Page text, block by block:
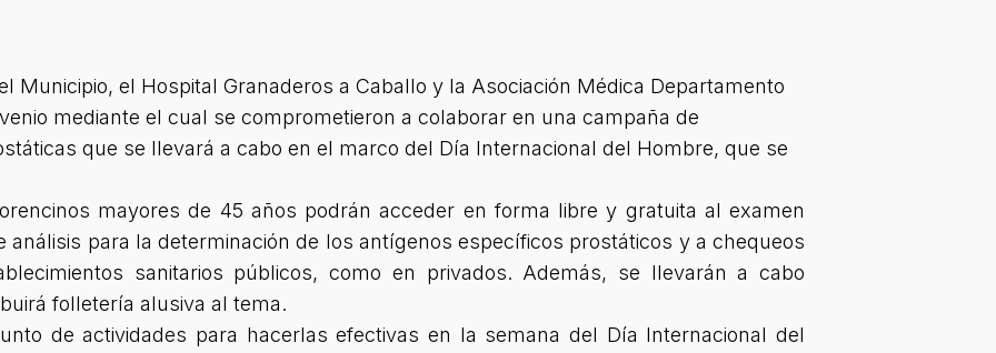
Municipio, el Hospital Granaderos a Caballo y la Asociación Médica Departamento
mediante el cual se comprometieron a colaborar en una campaña de
que se llevará a cabo en el marco del Día Internacional del Hombre, que se
mayores de 45 años podrán acceder en forma libre y gratuita al examen
análisis para la determinación de los antígenos específicos prostáticos y a chequeos
sanitarios públicos, como en privados. Además, se llevarán a cabo
folletería alusiva al tema.
de actividades para hacerlas efectivas en la semana del Día Internacional del